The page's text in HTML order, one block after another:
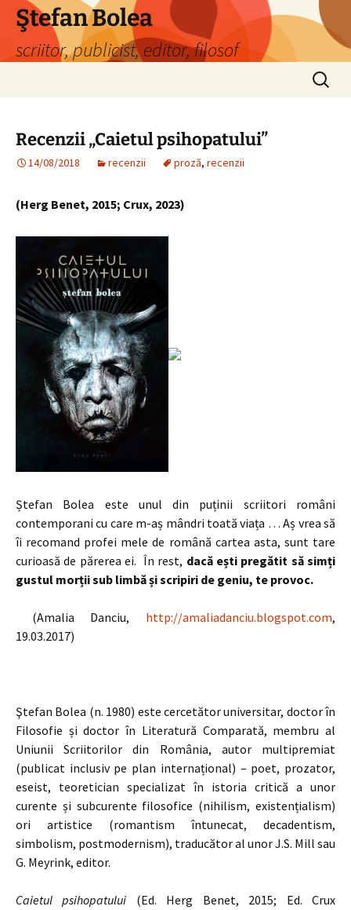
Sari
conținut
Ştefan Bolea
scriitor, publicist, editor, filosof
Caută
după:
Recenzii „Caietul psihopatului”
14/08/2018 recenzii proză, recenzii
(Herg Benet, 2015; Crux, 2023)
Ștefan Bolea este unul din puținii scriitori români
contemporani cu care m-aș mândri toată viața … Aș vrea să
îi recomand profei mele de română cartea asta, sunt tare
curioasă de părerea ei. În rest, dacă ești pregătit să simți
gustul morții sub limbă și scripiri de geniu, te provoc.
(Amalia Danciu, http://amaliadanciu.blogspot.com,
19.03.2017)
Ştefan Bolea (n. 1980) este cercetător universitar, doctor în
Filosofie și doctor în Literatură Comparată, membru al
Uniunii Scriitorilor din România, autor multipremiat
(publicat inclusiv pe plan internațional) – poet, prozator,
eseist, teoretician specializat în istoria critică a unor
curente și subcurente filosofice (nihilism, existențialism)
ori artistice (romantism întunecat, decadentism,
simbolism, postmodernism), traducător al unor J.S. Mill sau
G. Meyrink, editor.
Caietul psihopatului (Ed. Herg Benet, 2015; Ed. Crux